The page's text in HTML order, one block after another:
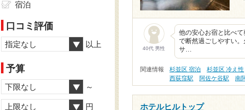
40代 男性
他の安心お宿と比べ
で断然過ごしやすい
サ…
関連情報 杉並区 宿泊 杉並区 冷え性
西荻窪駅
阿佐ケ谷駅 南
ホテルヒルトップ
宿泊
口コミ評価
指定なし 以上
予算
下限なし ～
上限なし 円